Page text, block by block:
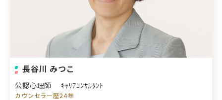
長谷川 みつこ
公認心理師 ｷｬﾘｱｺﾝｻﾙﾀﾝﾄ
カウンセラー歴24年